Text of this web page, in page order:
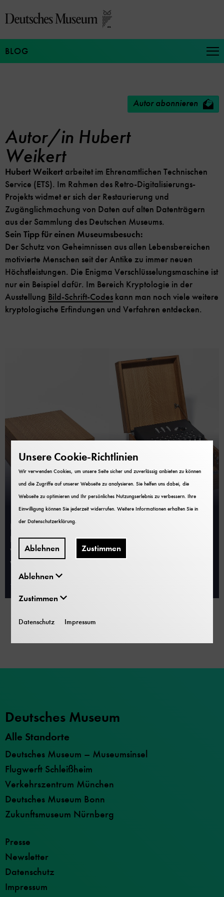
zum
BLOG
Autor abonnieren
Autor/in Hubert
Weikert
Hubert Weikert arbeitet im Ehrenamtlichen Technischen
Service (ETS). Im Rahmen des Retro-Digitalisierungs-
Projekts widmet er sich der Restaurierung und
Zugänglichmachung von Daten auf alten Datenträgern
aus der Sammlung des Deutschen Museums.
Sein Tipp für einen Museumsbesuch:
Der Schutz von Geheimnissen aus allen Lebensbereichen
motivierte Menschen seit der Antike zu immer neuen
Höchstleistungen. Die Enigma Verschlüsselungsmaschine ist
nur ein Beispiel dafür. Im Bereich Kryptologie in der
Ausstellung Bild-Schrift-Codes kann man noch viele weitere
kryptologische Erfindungen und Verfahren entdecken.
Druckreife Vorführung: ENIGMA
In der Ausstellung zur Kryptologie befinden sich
ENIGMA Verschlüsselungsmaschinen. Aber zur
Vorführung eignen sie sich nicht. Gibt es einen anderen
Weg?
22. Mai 2026
Deutsches Museum
Alle Standorte
Deutsches Museum – Museumsinsel
Flugwerft Schleißheim
Verkehrszentrum München
Deutsches Museum Bonn
Zukunftsmuseum Nürnberg
Presse
Newsletter
Datenschutz
Impressum
Unsere Cookie-Richtlinien
Wir verwenden Cookies, um unsere Seite sicher und zuverlässig anbieten zu können
und die Zugriffe auf unserer Webseite zu analysieren. Sie helfen uns dabei, die
Webseite zu optimieren und Ihr persönliches Nutzungserlebnis zu verbessern. Ihre
Einwilligung können Sie jederzeit widerrufen. Weitere Informationen erhalten Sie in
derDatenschutzerklärung
Ablehnen Zustimmen
Ablehnen
Zustimmen
Datenschutz Impressum